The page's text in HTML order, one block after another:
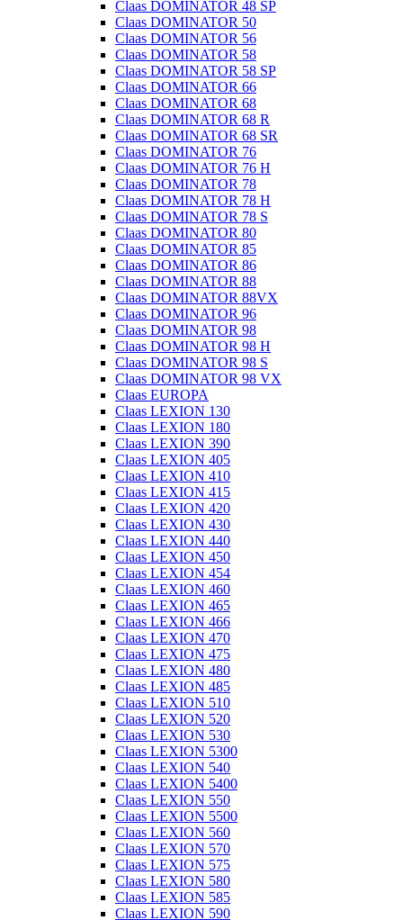
Claas DOMINATOR 48 SP
Claas DOMINATOR 50
Claas DOMINATOR 56
Claas DOMINATOR 58
Claas DOMINATOR 58 SP
Claas DOMINATOR 66
Claas DOMINATOR 68
Claas DOMINATOR 68 R
Claas DOMINATOR 68 SR
Claas DOMINATOR 76
Claas DOMINATOR 76 H
Claas DOMINATOR 78
Claas DOMINATOR 78 H
Claas DOMINATOR 78 S
Claas DOMINATOR 80
Claas DOMINATOR 85
Claas DOMINATOR 86
Claas DOMINATOR 88
Claas DOMINATOR 88VX
Claas DOMINATOR 96
Claas DOMINATOR 98
Claas DOMINATOR 98 H
Claas DOMINATOR 98 S
Claas DOMINATOR 98 VX
Claas EUROPA
Claas LEXION 130
Claas LEXION 180
Claas LEXION 390
Claas LEXION 405
Claas LEXION 410
Claas LEXION 415
Claas LEXION 420
Claas LEXION 430
Claas LEXION 440
Claas LEXION 450
Claas LEXION 454
Claas LEXION 460
Claas LEXION 465
Claas LEXION 466
Claas LEXION 470
Claas LEXION 475
Claas LEXION 480
Claas LEXION 485
Claas LEXION 510
Claas LEXION 520
Claas LEXION 530
Claas LEXION 5300
Claas LEXION 540
Claas LEXION 5400
Claas LEXION 550
Claas LEXION 5500
Claas LEXION 560
Claas LEXION 570
Claas LEXION 575
Claas LEXION 580
Claas LEXION 585
Claas LEXION 590